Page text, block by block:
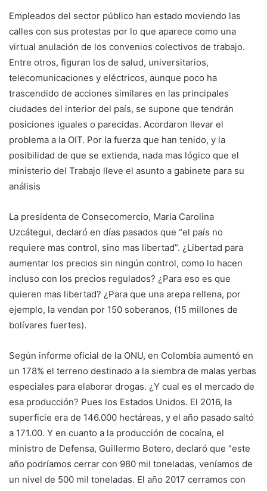
Empleados del sector público han estado moviendo las
calles con sus protestas por lo que aparece como una
virtual anulación de los convenios colectivos de trabajo.
Entre otros, figuran los de salud, universitarios,
telecomunicaciones y eléctricos, aunque poco ha
trascendido de acciones similares en las principales
ciudades del interior del país, se supone que tendrán
posiciones iguales o parecidas. Acordaron llevar el
problema a la OIT. Por la fuerza que han tenido, y la
posibilidad de que se extienda, nada mas lógico que el
ministerio del Trabajo lleve el asunto a gabinete para su
análisis
La presidenta de Consecomercio, Maria Carolina
Uzcátegui, declaró en días pasados que “el país no
requiere mas control, sino mas libertad”. ¿Libertad para
aumentar los precios sin ningún control, como lo hacen
incluso con los precios regulados? ¿Para eso es que
quieren mas libertad? ¿Para que una arepa rellena, por
ejemplo, la vendan por 150 soberanos, (15 millones de
bolívares fuertes).
Según informe oficial de la ONU, en Colombia aumentó en
un 178% el terreno destinado a la siembra de malas yerbas
especiales para elaborar drogas. ¿Y cual es el mercado de
esa producción? Pues los Estados Unidos. El 2016, la
superficie era de 146.000 hectáreas, y el año pasado saltó
a 171.00. Y en cuanto a la producción de cocaína, el
ministro de Defensa, Guillermo Botero, declaró que “este
año podríamos cerrar con 980 mil toneladas, veníamos de
un nivel de 500 mil toneladas. El año 2017 cerramos con